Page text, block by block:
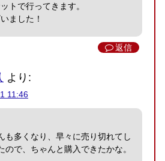
トで行ってきます。
ました！
返信
より:
11:46
も多くなり、早々に売り切れてし
ので、ちゃんと購入できたかな。